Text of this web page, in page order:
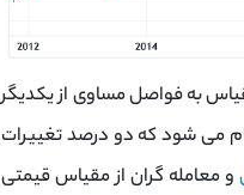
به فواصل مساوی از یکدیگر
می شود که دو درصد تغییرات
و معامله گران از مقیاس قیمتی